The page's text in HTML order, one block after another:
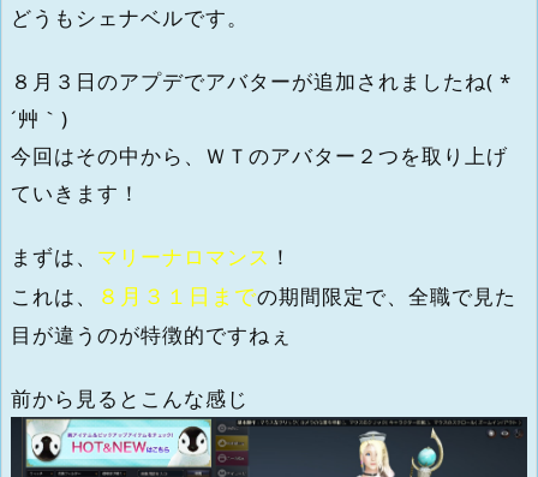
どうもシェナベルです。
８月３日のアプデでアバターが追加されましたね( *
´艸｀)
今回はその中から、ＷＴのアバター２つを取り上げ
ていきます！
まずは、 マリーナロマンス ！
これは、
８月３１日までの期間限定で、全職で見た
目が違うのが特徴的ですねぇ
前から見るとこんな感じ